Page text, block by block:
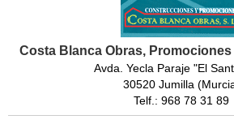
Costa Blanca Obras,
Avda. Yecla Paraje "El
30520 Jumilla
Telf.: 968 78 31 89